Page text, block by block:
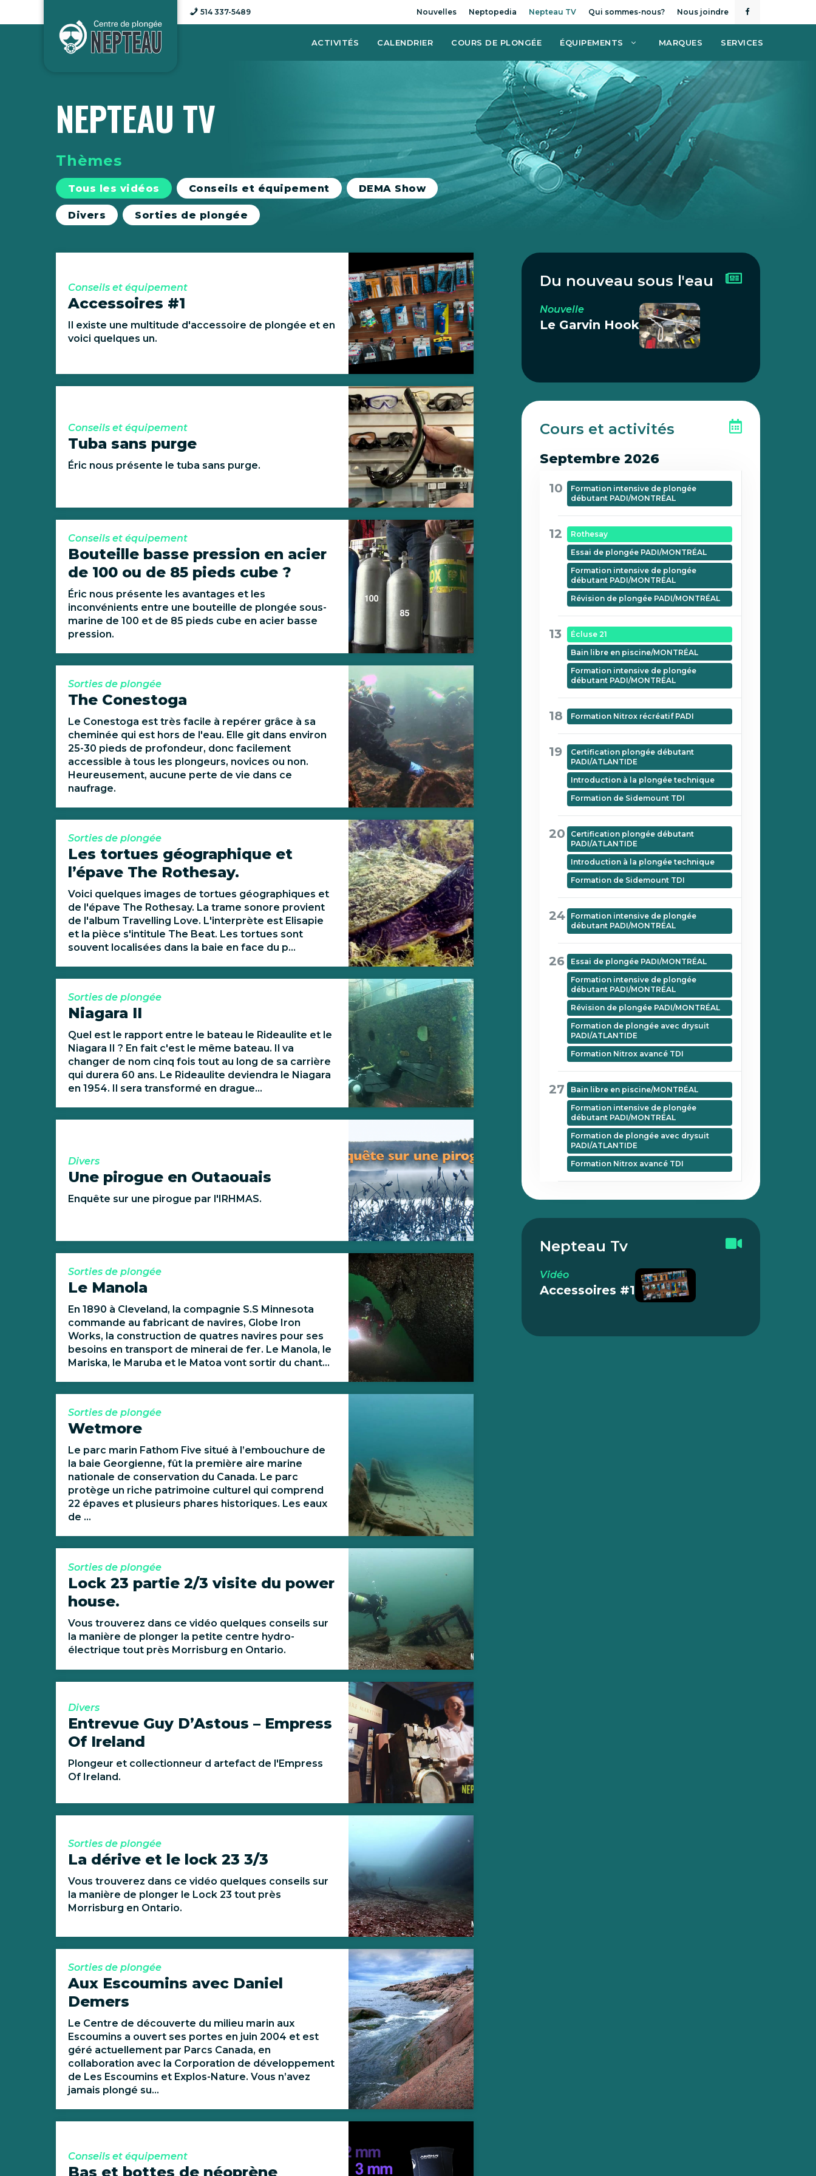
514 337-5489 Nouvelles Neptopedia Nepteau TV Qui sommes-nous? Nous joindre
ACTIVITÉS CALENDRIER COURS DE PLONGÉE ÉQUIPEMENTS MARQUES SERVICES
NEPTEAU TV
Thèmes
Tous les vidéos Conseils et équipement DEMA Show
Divers Sorties de plongée
Conseils et équipement
Accessoires #1
Il existe une multitude d'accessoire de plongée et en
voici quelques un.
Conseils et équipement
Tuba sans purge
Éric nous présente le tuba sans purge.
Conseils et équipement
Bouteille basse pression en acier
de 100 ou de 85 pieds cube ?
Éric nous présente les avantages et les
inconvénients entre une bouteille de plongée sous-
marine de 100 et de 85 pieds cube en acier basse
pression.
Sorties de plongée
The Conestoga
Le Conestoga est très facile à repérer grâce à sa
cheminée qui est hors de l'eau. Elle git dans environ
25-30 pieds de profondeur, donc facilement
accessible à tous les plongeurs, novices ou non.
Heureusement, aucune perte de vie dans ce
naufrage.
Sorties de plongée
Les tortues géographique et
l’épave The Rothesay.
Voici quelques images de tortues géographiques et
de l'épave The Rothesay. La trame sonore provient
de l'album Travelling Love. L'interprète est Elisapie
et la pièce s'intitule The Beat. Les tortues sont
souvent localisées dans la baie en face du p...
Sorties de plongée
Niagara II
Quel est le rapport entre le bateau le Rideaulite et le
Niagara II ? En fait c'est le même bateau. Il va
changer de nom cinq fois tout au long de sa carrière
qui durera 60 ans. Le Rideaulite deviendra le Niagara
en 1954. Il sera transformé en drague...
Divers
Une pirogue en Outaouais
Enquête sur une pirogue par l'IRHMAS.
Sorties de plongée
Le Manola
En 1890 à Cleveland, la compagnie S.S Minnesota
commande au fabricant de navires, Globe Iron
Works, la construction de quatres navires pour ses
besoins en transport de minerai de fer. Le Manola, le
Mariska, le Maruba et le Matoa vont sortir du chant...
Sorties de plongée
Wetmore
Le parc marin Fathom Five situé à l’embouchure de
la baie Georgienne, fût la première aire marine
nationale de conservation du Canada. Le parc
protège un riche patrimoine culturel qui comprend
22 épaves et plusieurs phares historiques. Les eaux
de ...
Sorties de plongée
Lock 23 partie 2/3 visite du power
house.
Vous trouverez dans ce vidéo quelques conseils sur
la manière de plonger la petite centre hydro-
électrique tout près Morrisburg en Ontario.
Divers
Entrevue Guy D’Astous – Empress
Of Ireland
Plongeur et collectionneur d artefact de l'Empress
Of Ireland.
Sorties de plongée
La dérive et le lock 23 3/3
Vous trouverez dans ce vidéo quelques conseils sur
la manière de plonger le Lock 23 tout près
Morrisburg en Ontario.
Sorties de plongée
Aux Escoumins avec Daniel
Demers
Le Centre de découverte du milieu marin aux
Escoumins a ouvert ses portes en juin 2004 et est
géré actuellement par Parcs Canada, en
collaboration avec la Corporation de développement
de Les Escoumins et Explos-Nature. Vous n’avez
jamais plongé su...
Conseils et équipement
Bas et bottes de néoprène
Du nouveau sous l'eau
Nouvelle
Le Garvin Hook
Cours et activités
Septembre 2026
10
Formation intensive de plongée
débutant PADI/MONTRÉAL
12
Rothesay
Essai de plongée PADI/MONTRÉAL
Formation intensive de plongée
débutant PADI/MONTRÉAL
Révision de plongée PADI/MONTRÉAL
13
Écluse 21
Bain libre en piscine/MONTRÉAL
Formation intensive de plongée
débutant PADI/MONTRÉAL
18 Formation Nitrox récréatif PADI
19
Certification plongée débutant
PADI/ATLANTIDE
Introduction à la plongée technique
Formation de Sidemount TDI
20
Certification plongée débutant
PADI/ATLANTIDE
Introduction à la plongée technique
Formation de Sidemount TDI
24
Formation intensive de plongée
débutant PADI/MONTRÉAL
26
Essai de plongée PADI/MONTRÉAL
Formation intensive de plongée
débutant PADI/MONTRÉAL
Révision de plongée PADI/MONTRÉAL
Formation de plongée avec drysuit
PADI/ATLANTIDE
Formation Nitrox avancé TDI
27
Bain libre en piscine/MONTRÉAL
Formation intensive de plongée
débutant PADI/MONTRÉAL
Formation de plongée avec drysuit
PADI/ATLANTIDE
Formation Nitrox avancé TDI
Nepteau Tv
Vidéo
Accessoires #1